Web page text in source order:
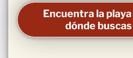
Encuentra la
dónde